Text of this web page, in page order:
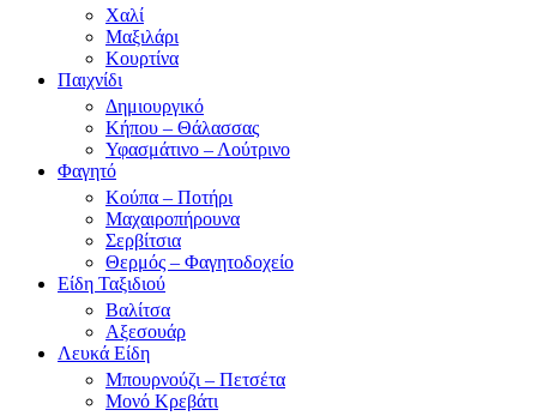
Χαλί
Μαξιλάρι
Κουρτίνα
Παιχνίδι
Δημιουργικό
Κήπου – Θάλασσας
Υφασμάτινο – Λούτρινο
Φαγητό
Κούπα – Ποτήρι
Μαχαιροπήρουνα
Σερβίτσια
Θερμός – Φαγητοδοχείο
Είδη Ταξιδιού
Βαλίτσα
Αξεσουάρ
Λευκά Είδη
Μπουρνούζι – Πετσέτα
Μονό Κρεβάτι